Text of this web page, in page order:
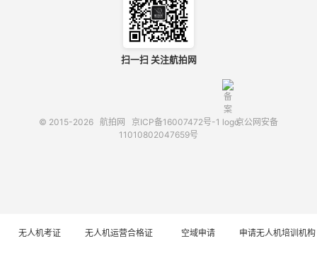
扫一扫 关注航拍网
© 2015-2026 航拍网 京ICP备16007472号-1
京公网安备
11010802047659号
无人机考证 无人机运营合格证 空域申请 申请无人机培训机构